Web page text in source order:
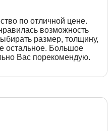
по отличной цене.
возможность
размер, толщину,
остальное. Большое
Вас порекомендую.